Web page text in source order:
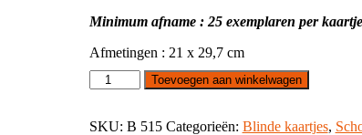
Minimum afname : 25 exemplaren per kaartje
Afmetingen : 21 x 29,7 cm
Vlaanderen
(blind
aantal
Toevoegen aan winkelwagen
SKU: B 515 Categorieën: Blinde kaartjes,